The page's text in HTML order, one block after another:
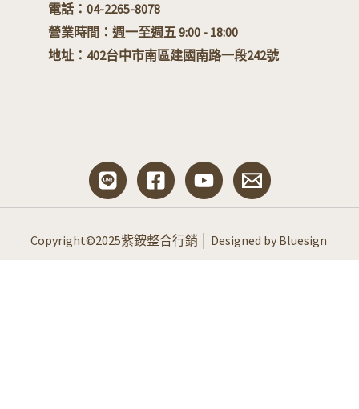
電話：04-2265-8078
營業時間：週一至週五 9:00 - 18:00
地址： 402台中市南區建國南路一段242號
Copyright©2025紫銨整合行銷 │ Designed by Bluesign